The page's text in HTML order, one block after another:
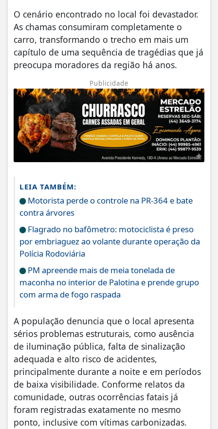
O cenário encontrado no local foi devastador.
As chamas consumiram completamente o
carro, transformando o trecho em mais um
capítulo de uma sequência de tragédias que já
preocupa moradores da região há anos.
Publicidade
LEIA TAMBÉM:
Motorista perde o controle na PR-364 e bate
contra árvores
Flagrado no bafômetro: motociclista é preso
por embriaguez ao volante durante operação da
Polícia Rodoviária
PM apreende mais de meia tonelada de
maconha no interior de Palotina e prende grupo
com arma de fogo raspada
A população denuncia que o local apresenta
sérios problemas estruturais, como ausência
de iluminação pública, falta de sinalização
adequada e alto risco de acidentes,
principalmente durante a noite e em períodos
de baixa visibilidade. Conforme relatos da
comunidade, outras ocorrências fatais já
foram registradas exatamente no mesmo
ponto, inclusive com vítimas carbonizadas.